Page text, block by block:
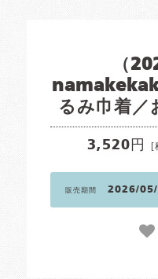
（
るみ巾着
3,520円 [
販売期間 2026/